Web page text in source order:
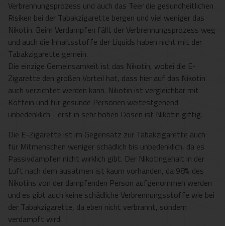
Verbrennungsprozess und auch das Teer die gesundheitlichen
Risiken bei der Tabakzigarette bergen und viel weniger das
Nikotin. Beim Verdampfen fällt der Verbrennungsprozess weg
und auch die Inhaltsstoffe der Liquids haben nicht mit der
Tabakzigarette gemein.
Die einzige Gemeinsamkeit ist das Nikotin, wobei die E-
Zigarette den großen Vorteil hat, dass hier auf das Nikotin
auch verzichtet werden kann. Nikotin ist vergleichbar mit
Koffein und für gesunde Personen weitestgehend
unbedenklich - erst in sehr hohen Dosen ist Nikotin giftig.
Die E-Zigarette ist im Gegensatz zur Tabakzigarette auch
für Mitmenschen weniger schädlich bis unbedenklich, da es
Passivdampfen nicht wirklich gibt. Der Nikotingehalt in der
Luft nach dem ausatmen ist kaum vorhanden, da 98% des
Nikotins von der dampfenden Person aufgenommen werden
und es gibt auch keine schädliche Verbrennungsstoffe wie bei
der Tabakzigarette, da eben nicht verbrannt, sondern
verdampft wird.